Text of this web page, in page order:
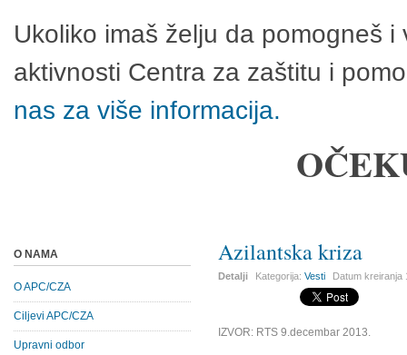
Ukoliko imaš želju da pomogneš
aktivnosti Centra za zaštitu i
nas za više informacija.
Azilantska kriza
Detalji Kategorija:Vesti Datum kreiranja
IZVOR: RTS 9.decembar 2013.
O NAMA
O APC/CZA
Ciljevi APC/CZA
Upravni odbor